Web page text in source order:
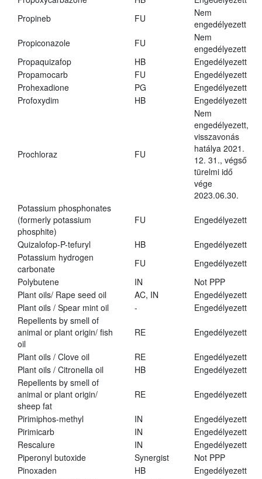
Propineb
FU
Nem
engedélyezett
Propiconazole
FU
Nem
engedélyezett
Propaquizafop
HB
Engedélyezett
Propamocarb
FU
Engedélyezett
Prohexadione
PG
Engedélyezett
Profoxydim
HB Engedélyezett
Prochloraz FU
Nem
engedélyezett,
visszavonás
hatálya 2021.
12. 31., végső
türelmi idő
vége
2023.06.30.
Potassium phosphonates
(formerly potassium
phosphite)
FU Engedélyezett
Quizalofop-P-tefuryl HB
Engedélyezett
Potassium hydrogen
carbonate
FU
Engedélyezett
Polybutene
IN
Not PPP
Plant oils/ Rape seed oil
AC, IN
Engedélyezett
Plant oils / Spear mint oil
-
Engedélyezett
Repellents by smell of
animal or plant origin/ fish
oil
RE Engedélyezett
Plant oils / Clove oil RE
Engedélyezett
Plant oils / Citronella oil
HB
Engedélyezett
Repellents by smell of
animal or plant origin/
sheep fat
RE Engedélyezett
Pirimiphos-methyl IN
Engedélyezett
Pirimicarb
IN
Engedélyezett
Rescalure
IN
Engedélyezett
Piperonyl butoxide
Synergist
Not PPP
Pinoxaden
HB
Engedélyezett